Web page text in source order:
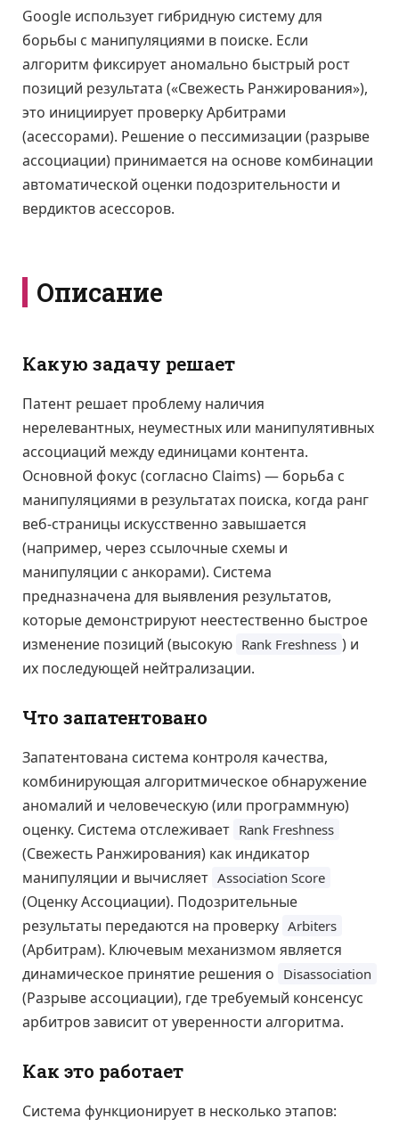
Google использует гибридную систему для
борьбы с манипуляциями в поиске. Если
алгоритм фиксирует аномально быстрый рост
позиций результата («Свежесть Ранжирования»),
это инициирует проверку Арбитрами
(асессорами). Решение о пессимизации (разрыве
ассоциации) принимается на основе комбинации
автоматической оценки подозрительности и
вердиктов асессоров.
Описание
Какую задачу решает
Патент решает проблему наличия
нерелевантных, неуместных или манипулятивных
ассоциаций между единицами контента.
Основной фокус (согласно Claims) — борьба с
манипуляциями в результатах поиска, когда ранг
веб-страницы искусственно завышается
(например, через ссылочные схемы и
манипуляции с анкорами). Система
предназначена для выявления результатов,
которые демонстрируют неестественно быстрое
изменение позиций (высокую Rank Freshness ) и
их последующей нейтрализации.
Что запатентовано
Запатентована система контроля качества,
комбинирующая алгоритмическое обнаружение
аномалий и человеческую (или программную)
оценку. Система отслеживает Rank Freshness
(Свежесть Ранжирования) как индикатор
манипуляции и вычисляет Association Score
(Оценку Ассоциации). Подозрительные
результаты передаются на проверку Arbiters
(Арбитрам). Ключевым механизмом является
динамическое принятие решения о Disassociation
(Разрыве ассоциации), где требуемый консенсус
арбитров зависит от уверенности алгоритма.
Как это работает
Система функционирует в несколько этапов: